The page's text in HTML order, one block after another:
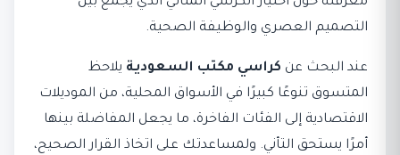
التصميم العصري والوظيفة الصحية.
عند البحث عن كراسي مكتب السعودية يلاحظ
المتسوق تنوعًا كبيرًا في الأسواق المحلية، من الموديلات
الاقتصادية إلى الفئات الفاخرة، ما يجعل المفاضلة بينها
أمرًا يستحق التأني. ولمساعدتك على اتخاذ القرار الصحيح،